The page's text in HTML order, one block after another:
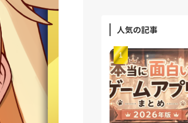
人気の記事